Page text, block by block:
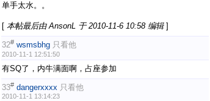
单手太水。。
[ 本帖最后由 AnsonL 于 2010-11-6 10:58 编辑 ]
32# wsmsbhg 只看他
2010-11-1 12:51:50
有SQ了，内牛满面啊，占座参加
33# dangerxxxx 只看他
2010-11-1 13:14:23